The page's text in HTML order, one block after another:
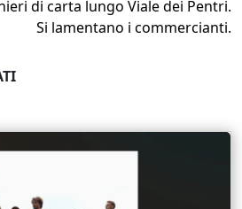
di carta lungo Viale dei Pentri.
Si lamentano i commercianti.